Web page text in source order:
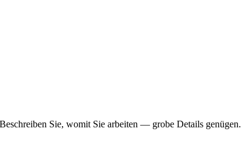
Sie, womit Sie arbeiten — grobe Details genügen.